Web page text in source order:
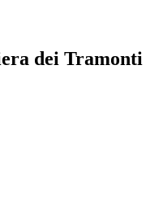
dei Tramonti